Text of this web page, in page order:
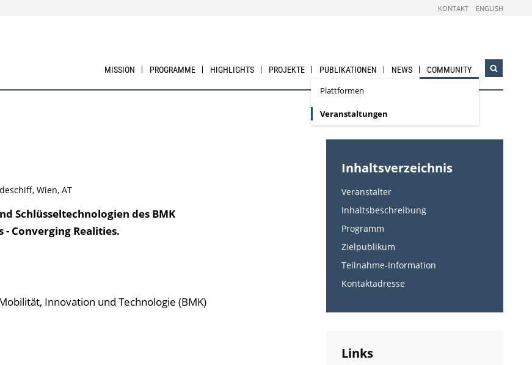
KONTAKT ENGLISH
MISSION PROGRAMME HIGHLIGHTS PROJEKTE PUBLIKATIONEN NEWS COMMUNITY
Plattformen
Veranstaltungen
Wien, AT
Schlüsseltechnologien des BMK
Converging Realities.
Innovation und Technologie (BMK)
Inhaltsverzeichnis
Veranstalter
Inhaltsbeschreibung
Programm
Zielpublikum
Teilnahme-Information
Kontaktadresse
Links